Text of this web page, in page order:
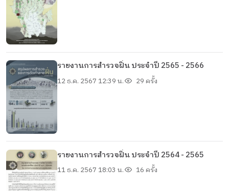
รายงานการสำรวจฝิ่น ประจำปี 2565 - 2566
12 ธ.ค. 2567 12:39 น. 29 ครั้ง
รายงานการสำรวจฝิ่น ประจำปี 2564 - 2565
11 ธ.ค. 2567 18:03 น. 16 ครั้ง